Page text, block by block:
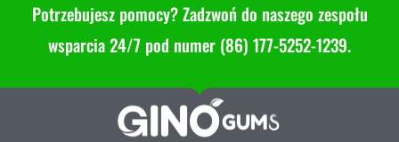
Potrzebujesz pomocy? Zadzwoń do naszego zespołu
wsparcia 24/7 pod numer (86) 177-5252-1239.